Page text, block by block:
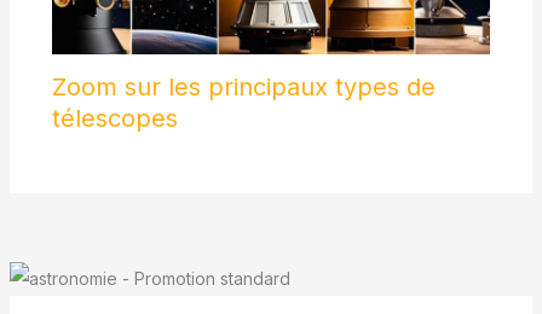
Zoom sur les principaux types de
télescopes